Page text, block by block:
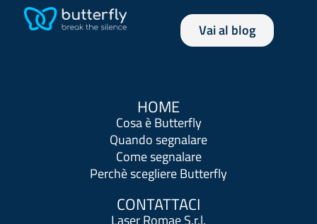
Vai al blog
HOME
Cosa è Butterfly
Quando segnalare
Come segnalare
Perchè scegliere Butterfly
CONTATTACI
Laser Romae S.r.l.